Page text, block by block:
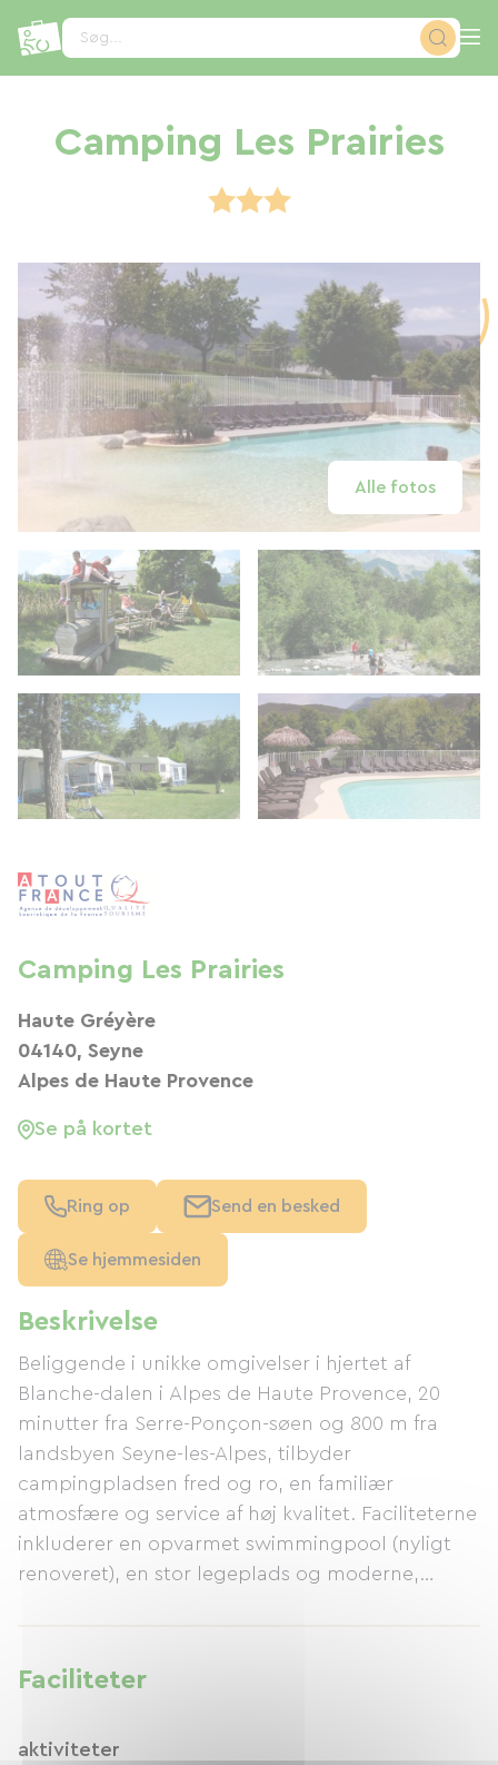
Søg...
Camping Les Prairies
Alle fotos
Beskrivelse
Beliggende i unikke omgivelser i hjertet af
Blanche-dalen i Alpes de Haute Provence, 20
minutter fra Serre-Ponçon-søen og 800 m fra
landsbyen Seyne-les-Alpes, tilbyder
campingpladsen fred og ro, en familiær
atmosfære og service af høj kvalitet. Faciliteterne
inkluderer en opvarmet swimmingpool (nyligt
renoveret), en stor legeplads og moderne,
vandrere og mountainbikere.
Faciliteter
aktiviteter
Camping Les Prairies
Haute Gréyère
04140, Seyne
Alpes de Haute Provence
Se på kortet
Ring op Send en besked
Se hjemmesiden
CCookie-styringspanel